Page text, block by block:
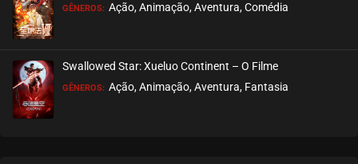
GÊNEROS: Ação, Animação, Aventura, Comédia
Swallowed Star: Xueluo Continent – O Filme
GÊNEROS: Ação, Animação, Aventura, Fantasia